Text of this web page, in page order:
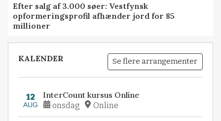
Efter salg af 3.000 søer: Vestfynsk
opformeringsprofil afhænder jord for 85
millioner
KALENDER Se flere arrangementer
12
AUG
InterCount kursus Online
onsdag Online